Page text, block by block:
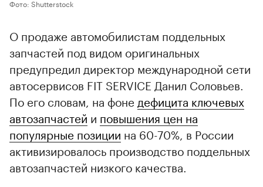
Фото: Shutterstock
О продаже автомобилистам поддельных
запчастей под видом оригинальных
предупредил директор международной сети
автосервисов FIT SERVICE Данил Соловьев.
По его словам, на фоне дефицита ключевых
автозапчастей и повышения цен на
популярные позиции на 60-70%, в России
активизировалось производство поддельных
автозапчастей низкого качества.